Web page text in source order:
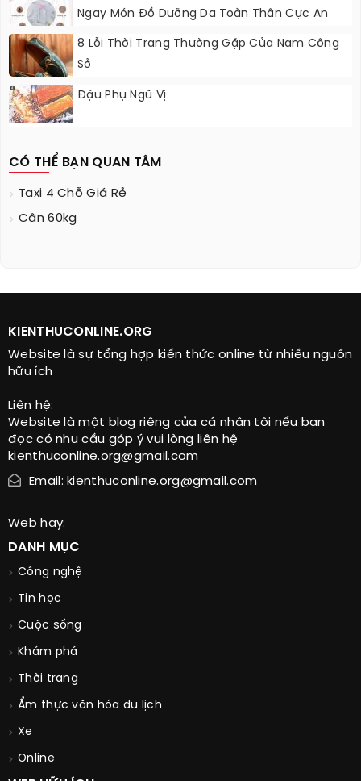
Ngay Món Đồ Dưỡng Da Toàn Thân Cực An
Toàn, Hiệu Quả
8 Lỗi Thời Trang Thường Gặp Của Nam Công
Sở
Đậu Phụ Ngũ Vị
CÓ THỂ BẠN QUAN TÂM
Taxi 4 Chỗ Giá Rẻ
Cân 60kg
KIENTHUCONLINE.ORG
Website là sự tổng hợp kiến thức online từ nhiều nguồn
hữu ích
Liên hệ:
Website là một blog riêng của cá nhân tôi nếu bạn
đọc có nhu cầu góp ý vui lòng liên hệ
kienthuconline.org@gmail.com
Email: kienthuconline.org@gmail.com
Web hay:
DANH MỤC
Công nghệ
Tin học
Cuộc sống
Khám phá
Thời trang
Ẩm thực văn hóa du lịch
Xe
Online